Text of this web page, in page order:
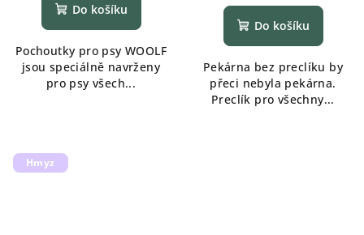
Do košíku
Pochoutky pro psy WOOLF
jsou speciálně navrženy
pro psy všech...
Do košíku
Pekárna bez preclíku by
přeci nebyla pekárna.
Preclík pro všechny...
Hmyz